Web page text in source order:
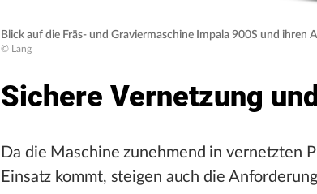
Blick auf die Fräs- und Graviermaschine Impala 900S und ihren
© Lang
Sichere Vernetzung
Da die Maschine zunehmend in vernetzten
Einsatz kommt, steigen auch die